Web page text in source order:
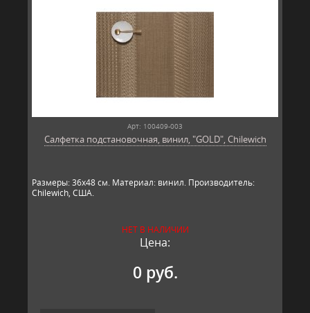
Арт: 100409-003
Салфетка подстановочная, винил, "GOLD", Chilewich
Размеры: 36х48 см. Материал: винил. Производитель:
Chilewich, США.
НЕТ В НАЛИЧИИ
Цена:
0 руб.